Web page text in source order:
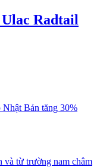
Radtail
Bản tăng 30%
và từ trường nam châm